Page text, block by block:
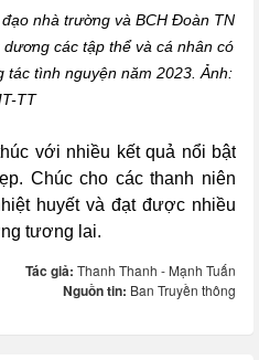
nhà trường và BCH Đoàn TN
các tập thể và cá nhân có
tác tình nguyện năm 2023. Ảnh:
TT
với nhiều kết quả nổi bật
Chúc cho các thanh niên
huyết và đạt được nhiều
tương lai.
Tác giả: Thanh Thanh - Mạnh Tuấn
Nguồn tin: Ban Truyền thông